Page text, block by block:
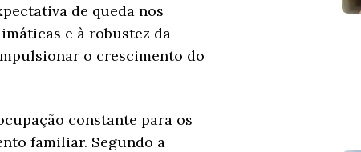
de queda nos
e à robustez da
o crescimento do
constante para os
familiar. Segundo a